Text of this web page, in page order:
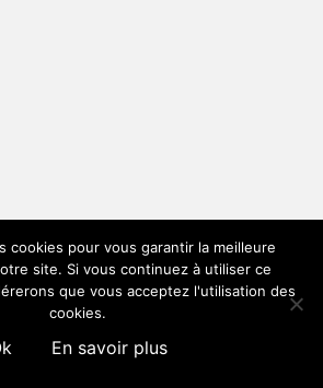
cookies pour vous garantir la meilleure
site. Si vous continuez à utiliser ce
que vous acceptez l'utilisation des
cookies.
En savoir plus